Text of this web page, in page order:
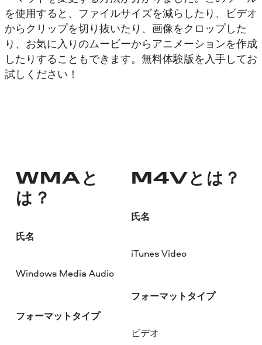
を使用すると、ファイルサイズを減らしたり、ビデオ
からクリップを切り抜いたり、画像をクロップした
り、お気に入りのムービーからアニメーションを作成
したりすることもできます。無料体験版を入手してお
試しください！
WMAと
は？
氏名
Windows Media Audio
フォーマットタイプ
M4Vとは？
氏名
iTunes Video
フォーマットタイプ
ビデオ